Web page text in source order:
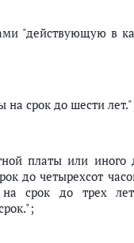
"действующую в
срок до шести
платы или иного
до четырехсот
срок до трех